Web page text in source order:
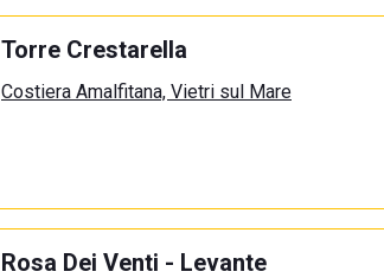
Torre Crestarella
Costiera Amalfitana, Vietri sul Mare
Rosa Dei Venti - Levante